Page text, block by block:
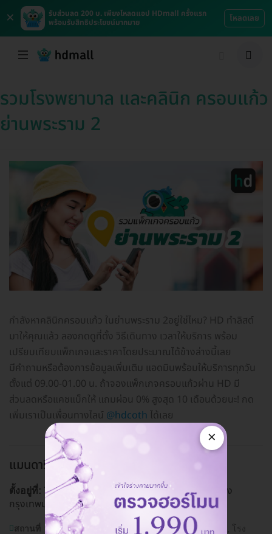
×
รับส่วนลด 200 บ. เพียงโหลดแอป HDmall ครั้งแรก
พร้อมรับสิทธิประโยชน์มากมาย
โหลดเลย
รวมโรงพยาบาล และคลินิก ครอบแก้ว
ย่านพระราม 2
กำลังหาคลินิกครอบแก้ว ในย่านพระราม 2อยู่ใช่ไหม? HD ทำลิสต์
มาให้คุณแล้ว ลองกดดูที่ตั้ง วิธีเดินทาง เวลาให้บริการ พร้อม
เปรียบเทียบแพ็กเกจและราคาโดยประมาณได้ข้างล่างนี้เลย
มีคำถามหรือต้องการข้อมูลเพิ่มเติม แอดมินพร้อมให้บริการทุกวัน
ตั้งแต่ 09.00-01.00 น. ถ้าจองแพ็กเกจครอบแก้วผ่าน HD มี
ส่วนลดหรือแคชแบ็กให้ แถมผ่อน 0% สูงสุด 10 เดือนด้วยนะ! กด
เพิ่มเราเป็นเพื่อนทางไลน์ @hdcoth ได้เลย
แมนดารินคลินิก สาขาพระราม 2
ตั้งอยู่ที่: 743/1-2 ถ. สุขสวัสดิ์ แขวงจอมทอง เขตจอมทอง
กรุงเทพมหานคร 10110
ดูแผนที่คลินิก
สถานที่
ปากซอยสุขสวัสดิ์ 14, โรงพยาบาล บางปะกอก 1, โรง
×